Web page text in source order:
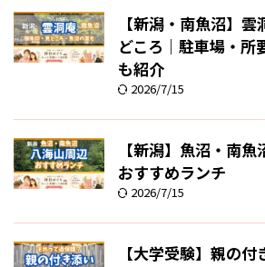
【新潟・南魚沼】
どころ｜駐車場・所
も紹介
2026/7/15
【新潟】魚沼・南
おすすめランチ
2026/7/15
【大学受験】親の